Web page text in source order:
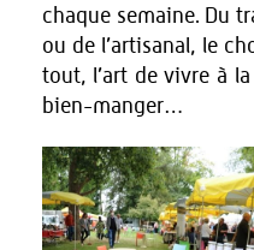
chaque semaine. Du
ou de l’artisanal, le
tout, l’art de vivre à
bien-manger…